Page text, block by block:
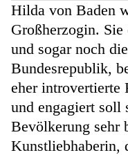
Hilda von Baden
Großherzogin.
und sogar noch
Bundesrepublik,
eher introvertierte
und engagiert soll
Bevölkerung sehr
Kunstliebhaberin,